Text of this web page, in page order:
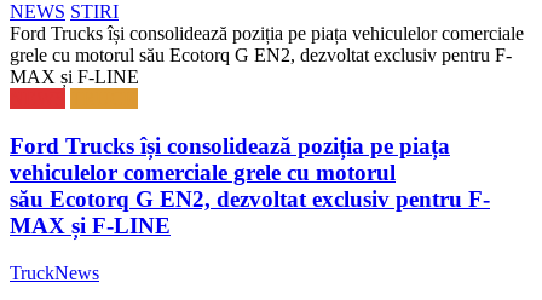
NEWS STIRI
Ford Trucks își consolidează poziția pe piața vehiculelor comerciale
grele cu motorul său Ecotorq G EN2, dezvoltat exclusiv pentru F-
MAX și F-LINE
Ford Trucks își consolidează poziția pe piața
vehiculelor comerciale grele cu motorul
său Ecotorq G EN2, dezvoltat exclusiv pentru F-
MAX și F-LINE
TruckNews